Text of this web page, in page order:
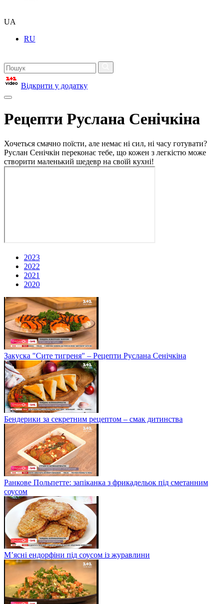
UA
RU
Відкрити у додатку
Рецепти Руслана Сенічкіна
Хочеться смачно поїсти, але немає ні сил, ні часу готувати?
Руслан Сенічкін переконає тебе, що кожен з легкістю може
створити маленький шедевр на своїй кухні!
2023
2022
2021
2020
Закуска "Сите тигреня" – Рецепти Руслана Сенічкіна
Бендерики за секретним рецептом – смак дитинства
Ранкове Польпетте: запіканка з фрикадельок під сметанним
соусом
М’ясні ендорфіни під соусом із журавлини